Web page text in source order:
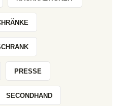
PRESSE
SECONDHAND